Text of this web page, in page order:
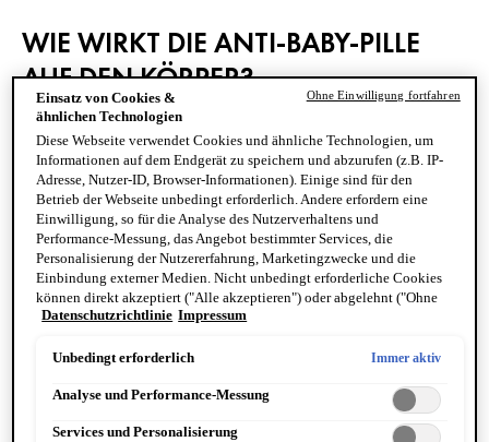
WIE WIRKT DIE ANTI-BABY-PILLE
AUF DEN KÖRPER?
In der Pille sind die künstlich hergestellten Geschlechtshormone
Östrogen und Gestagen enthalten – Hormone, die der Körper
auch selbst produziert. Wer die Pille nimmt, greift damit
automatisch in seinen natürlichen Hormonhaushalt ein. Die
künstlich zugeführten Hormone suggerieren dem Körper, es wären
bereits genug Hormone vorhanden und es müssten keine weiteren
produziert werden. Die Hormonproduktion wird daraufhin
gedrosselt und die am weiblichen Zyklus beteiligten Hormone
wirken “antiandrogen”. Das heißt, sie blockieren die bei zu Akne
neigender Haut häufig vorhandene erhöhte Androgenproduktion
Einsatz von Cookies &
ähnlichen Technologien
Diese Webseite verwendet Cookies und ähnliche Technologien, um
Informationen auf dem Endgerät zu speichern und abzurufen (z.B. IP-
Adresse, Nutzer-ID, Browser-Informationen). Einige sind für den
Betrieb der Webseite unbedingt erforderlich. Andere erfordern eine
Einwilligung, so für die Analyse des Nutzerverhaltens und
Performance-Messung, das Angebot bestimmter Services, die
Personalisierung der Nutzererfahrung, Marketingzwecke und die
Einbindung externer Medien. Nicht unbedingt erforderliche Cookies
können direkt akzeptiert ("Alle akzeptieren") oder abgelehnt ("Ohne
Einwilligung fortfahren") werden. Individuelle Anpassungen der
speichern"). Die Auswahl kann jederzeit unter dem Link "Cookie-
Datenschutzinformationen.
Datenschutzrichtlinie Impressum
Unbedingt erforderlich Immer aktiv
Analyse und Performance-Messung
Services und Personalisierung
Ohne Einwilligung fortfahren